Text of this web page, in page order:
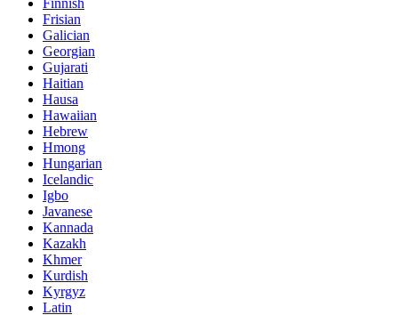
Frisian
Galician
Georgian
Gujarati
Haitian
Hausa
Hawaiian
Hebrew
Hmong
Hungarian
Icelandic
Igbo
Javanese
Kannada
Kazakh
Khmer
Kurdish
Kyrgyz
Latin